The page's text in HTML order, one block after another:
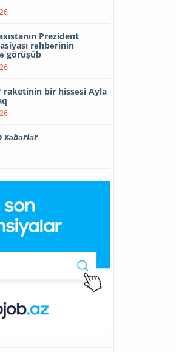
Prezident
rəhbərinin
görüşüb
raketinin bir hissəsi Ayla
xəbərlər